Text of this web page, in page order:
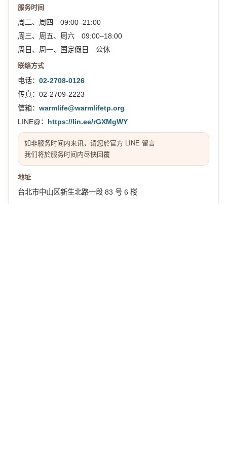
服务时间
周二、周四 09:00–21:00
周三、周五、周六 09:00–18:00
周日、周一、国定假日 公休
联络方式
电话： 02-2708-0126
传真：02-2709-2223
信箱： warmlife@warmlifetp.org
LINE@： https://lin.ee/rGXMgWY
如非服务时间内来讯，请您於官方 LINE 留言
我们将於服务时间内尽快回覆
地址
台北市中山区新生北路一段 83 号 6 楼